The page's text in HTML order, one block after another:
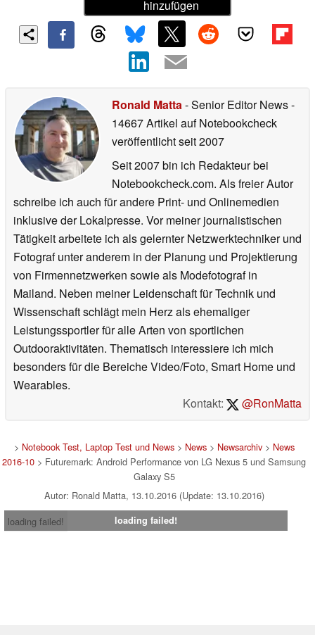
hinzufügen
Ronald Matta- Senior Editor News-
14667 Artikel auf Notebookcheck
veröffentlichtseit 2007
Seit 2007 bin ich Redakteur bei
Notebookcheck.com. Als freier Autor
schreibe ich auch für andere Print- und Onlinemedien
inklusive der Lokalpresse. Vor meiner journalistischen
Tätigkeit arbeitete ich als gelernter Netzwerktechniker und
Fotograf unter anderem in der Planung und Projektierung
von Firmennetzwerken sowie als Modefotograf in
Mailand. Neben meiner Leidenschaft für Technik und
Wissenschaft schlägt mein Herz als ehemaliger
Leistungssportler für alle Arten von sportlichen
Outdooraktivitäten. Thematisch interessiere ich mich
besonders für die Bereiche Video/Foto, Smart Home und
Wearables.
Kontakt:
@RonMatta
> Notebook Test, Laptop Test und News> News> Newsarchiv> News
2016-10 > Futuremark: Android Performance von LG Nexus 5 und Samsung
Galaxy S5
Autor: Ronald Matta, 13.10.2016 (Update: 13.10.2016)
loading failed!
loading failed!